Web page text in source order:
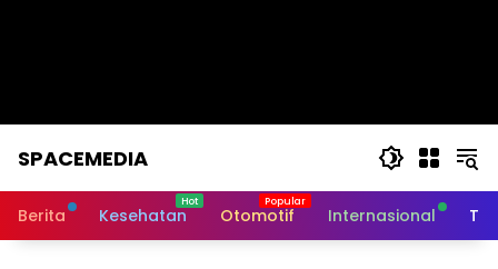
SPACEMEDIA
Berita Kesehatan Otomotif Internasional